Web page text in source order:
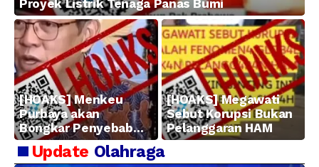
Proyek Listrik Tenaga Panas Bumi
[HOAKS] Menkeu
Purbaya akan
Bongkar Penyebab
Kerugian BUMN
[HOAKS] Megawati
Sebut Korupsi Bukan
Pelanggaran HAM
Update Olahraga